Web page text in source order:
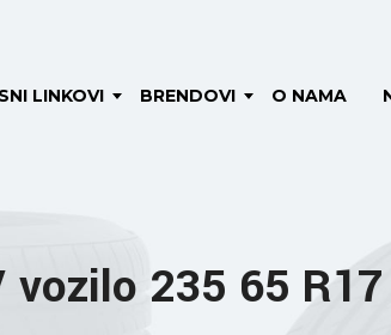
LINKOVI BRENDOVI O NAMA
vozilo 235 65 R17